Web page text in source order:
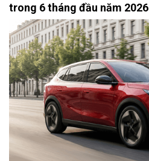
trong 6 tháng đầu năm 2026